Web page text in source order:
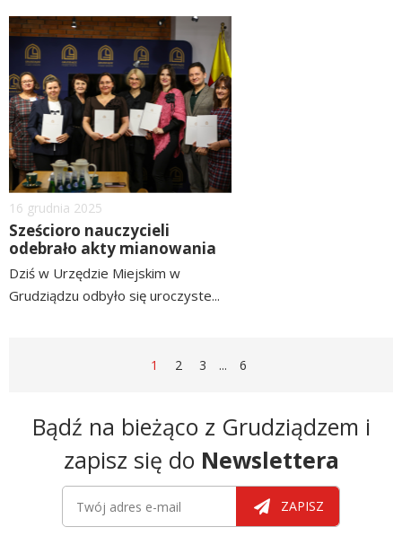
czytaj
więcej
Dodano
16 grudnia 2025
Sześcioro nauczycieli
odebrało akty mianowania
Dziś w Urzędzie Miejskim w
Grudziądzu odbyło się uroczyste...
STRONA
1 STRONA
2 STRONA
3 ... STRONA
6
Newsletter
Bądź na bieżąco z Grudziądzem i
zapisz się do Newslettera
ZAPISZ